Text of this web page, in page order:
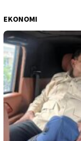
EKONOMI